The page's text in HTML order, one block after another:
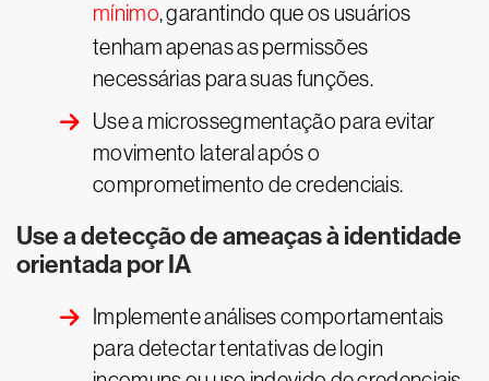
mínimo, garantindo que os usuários
tenham apenas as permissões
necessárias para suas funções.
Use a microssegmentação para evitar
movimento lateral após o
comprometimento de credenciais.
Use a detecção de ameaças à identidade
orientada por IA
Implemente análises comportamentais
para detectar tentativas de login